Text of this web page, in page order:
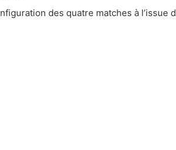
des quatre matches à l’issue